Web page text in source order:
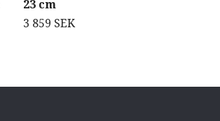
23 cm
3 859 SEK